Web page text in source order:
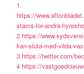
1
https://
stams-for-andra-
2 https://
kan-sluta-med-vilda-
3 https://twitter.com/
4 https://